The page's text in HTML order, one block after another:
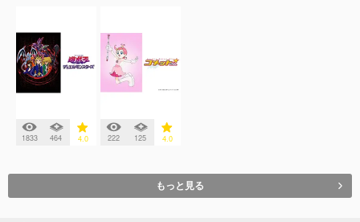
1833 464 4.0 222 125 4.0
もっと見る